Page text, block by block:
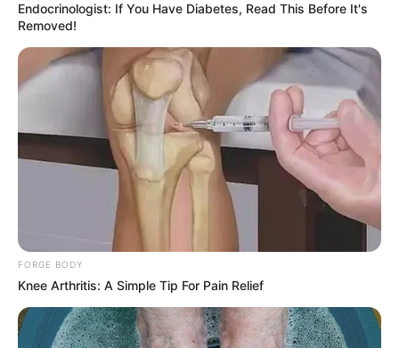
(foto: instagram/cali.k9)
7. Lain halnya dengan ini nih, sepertinya sudah
melakukantreatmentsehingga terlihat lurus.
Pelengkap penampilan pakai dasi blink-blink
Endocrinologist: If You Have Diabetes, Read This Before It's
Removed!
FORGE BODY
Knee Arthritis: A Simple Tip For Pain Relief